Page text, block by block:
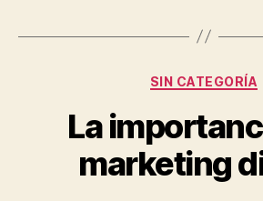
SIN CATEGORÍA
La
marketing